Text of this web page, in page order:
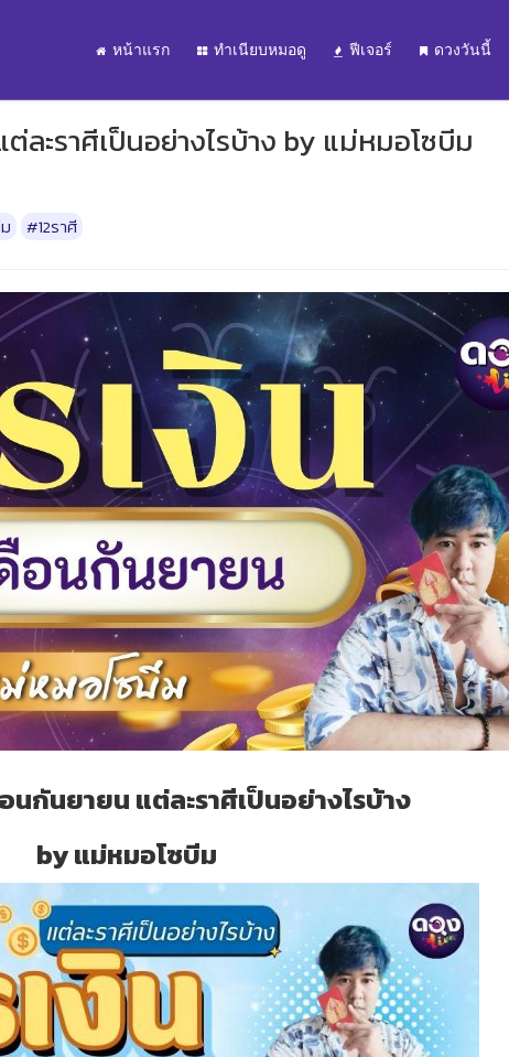
หน้าแรก ทำเนียบหมอดู ฟีเจอร์ ดวงวันนี้
ละราศีเป็นอย่างไรบ้าง by แม่หมอโซบีม
#12ราศี
นกันยายน แต่ละราศีเป็นอย่างไรบ้าง
by แม่หมอโซบีม